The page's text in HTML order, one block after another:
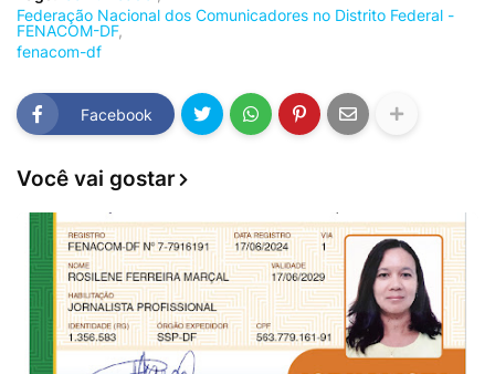
Federação Nacional dos Comunicadores no Distrito Federal -
FENACOM-DF
fenacom-df
Facebook
Você vai gostar